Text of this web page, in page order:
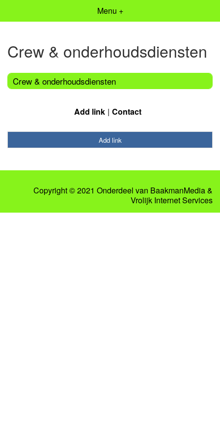
Menu +
Crew & onderhoudsdiensten
Crew & onderhoudsdiensten
Add link Contact
Add link
Copyright © 2021 Onderdeel van BaakmanMedia&
Vrolijk Internet Services